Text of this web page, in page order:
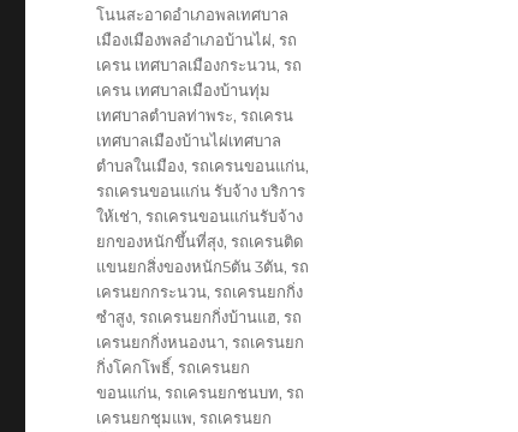
โนนสะอาดอำเภอพลเทศบาล
เมืองเมืองพลอำเภอบ้านไผ่,รถ
เครน เทศบาลเมืองกระนวน,รถ
เครน เทศบาลเมืองบ้านทุ่ม
เทศบาลตำบลท่าพระ,รถเครน
เทศบาลเมืองบ้านไผ่เทศบาล
ตำบลในเมือง,รถเครนขอนแก่น,
รถเครนขอนแก่น รับจ้าง บริการ
ให้เช่า,รถเครนขอนแก่นรับจ้าง
ยกของหนักขึ้นที่สุง,รถเครนติด
แขนยกสิ่งของหนัก5ตัน 3ตัน,รถ
เครนยกกระนวน,รถเครนยกกิ่ง
ซำสูง,รถเครนยกกิ่งบ้านแฮ,รถ
เครนยกกิ่งหนองนา,รถเครนยก
กิ่งโคกโพธิ์,รถเครนยก
ขอนแก่น,รถเครนยกชนบท,รถ
เครนยกชุมแพ,รถเครนยก